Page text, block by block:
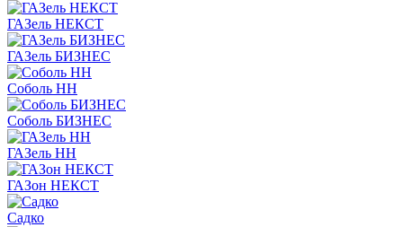
ГАЗель НЕКСТ
ГАЗель БИЗНЕС
Соболь НН
Соболь БИЗНЕС
ГАЗель НН
ГАЗон НЕКСТ
Садко